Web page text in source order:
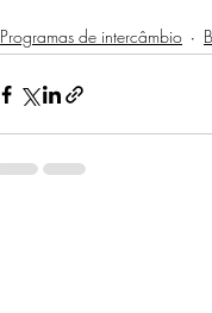
Programas de intercâmbio